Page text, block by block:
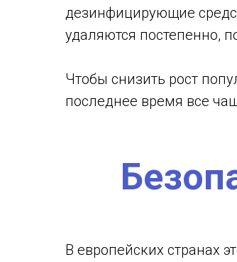
дезинфицирующие
удаляются постепенно,
Чтобы снизить рост
последнее время все
В европейских странах